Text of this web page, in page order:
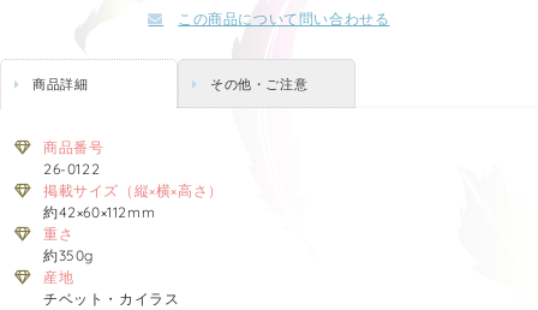
この商品について問い合わせる
商品詳細 その他・ご注意
商品番号
26-0122
掲載サイズ（縦×横×高さ）
約42×60×112mm
重さ
約350g
産地
チベット・カイラス